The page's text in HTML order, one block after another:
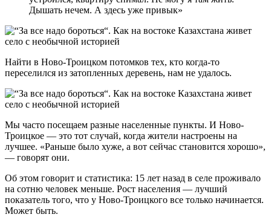
Дышать нечем. А здесь уже привык»
Найти в Ново-Троицком потомков тех, кто когда-то
переселился из затопленных деревень, нам не удалось.
Мы часто посещаем разные населенные пункты. И Ново-
Троицкое — это тот случай, когда жители настроены на
лучшее. «Раньше было хуже, а вот сейчас становится хорошо»,
— говорят они.
Об этом говорит и статистика: 15 лет назад в селе проживало
на сотню человек меньше. Рост населения — лучший
показатель того, что у Ново-Троицкого все только начинается.
Может быть.